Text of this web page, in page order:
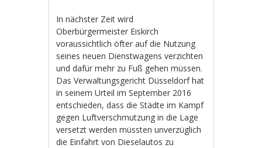
In nächster Zeit wird
Oberbürgermeister Eiskirch
voraussichtlich öfter auf die Nutzung
seines neuen Dienstwagens verzichten
und dafür mehr zu Fuß gehen müssen.
Das Verwaltungsgericht Düsseldorf hat
in seinem Urteil im September 2016
entschieden, dass die Städte im Kampf
gegen Luftverschmutzung in die Lage
versetzt werden müssten unverzüglich
die Einfahrt von Dieselautos zu